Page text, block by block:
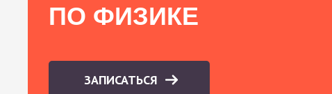
ПО ФИЗИКЕ
ЗАПИСАТЬСЯ